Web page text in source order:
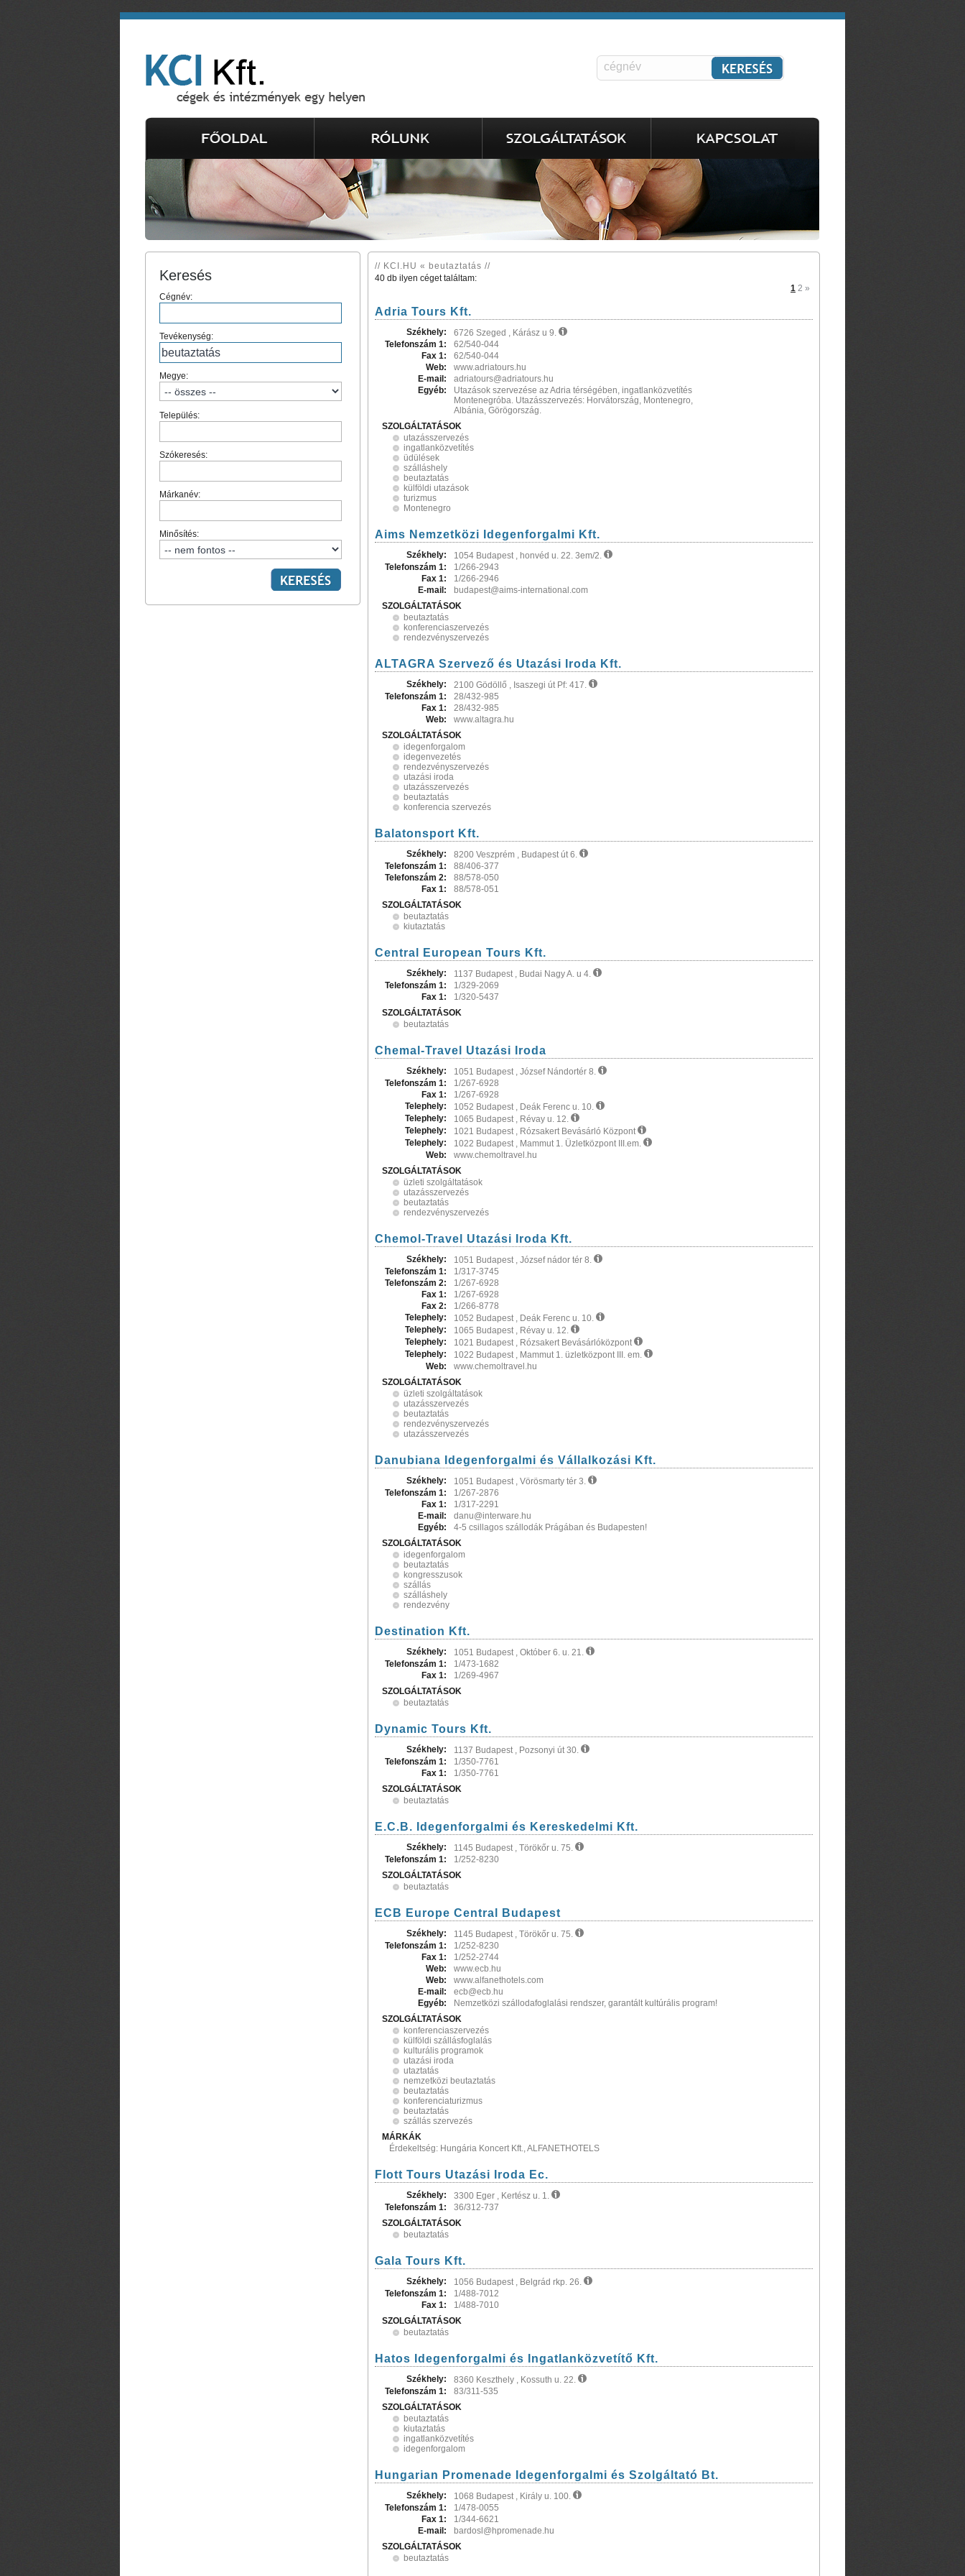
Keresés
Cégnév:
Tevékenység:
Megye:
Település:
Szókeresés:
Márkanév:
Minősítés:
// KCI.HU « beutaztatás //
40 db ilyen céget találtam:
1 2 »
Adria Tours Kft.
Székhely:
6726 Szeged , Kárász u 9.
Telefonszám 1:
62/540-044
Fax 1:
62/540-044
Web:
www.adriatours.hu
E-mail:
adriatours@adriatours.hu
Egyéb:
Utazások szervezése az Adria térségében, ingatlanközvetítés
Montenegróba. Utazásszervezés: Horvátország, Montenegro,
Albánia, Görögország.
SZOLGÁLTATÁSOK
utazásszervezés
ingatlanközvetítés
üdülések
szálláshely
beutaztatás
külföldi utazások
turizmus
Montenegro
Aims Nemzetközi Idegenforgalmi Kft.
Székhely:
1054 Budapest , honvéd u. 22. 3em/2.
Telefonszám 1:
1/266-2943
Fax 1:
1/266-2946
E-mail:
budapest@aims-international.com
SZOLGÁLTATÁSOK
beutaztatás
konferenciaszervezés
rendezvényszervezés
ALTAGRA Szervező és Utazási Iroda Kft.
Székhely:
2100 Gödöllő , Isaszegi út Pf: 417.
Telefonszám 1:
28/432-985
Fax 1:
28/432-985
Web:
www.altagra.hu
SZOLGÁLTATÁSOK
idegenforgalom
idegenvezetés
rendezvényszervezés
utazási iroda
utazásszervezés
beutaztatás
konferencia szervezés
Balatonsport Kft.
Székhely:
8200 Veszprém , Budapest út 6.
Telefonszám 1:
88/406-377
Telefonszám 2:
88/578-050
Fax 1:
88/578-051
SZOLGÁLTATÁSOK
beutaztatás
kiutaztatás
Central European Tours Kft.
Székhely:
1137 Budapest , Budai Nagy A. u 4.
Telefonszám 1:
1/329-2069
Fax 1:
1/320-5437
SZOLGÁLTATÁSOK
beutaztatás
Chemal-Travel Utazási Iroda
Székhely:
1051 Budapest , József Nándortér 8.
Telefonszám 1:
1/267-6928
Fax 1:
1/267-6928
Telephely:
1052 Budapest , Deák Ferenc u. 10.
Telephely:
1065 Budapest , Révay u. 12.
Telephely:
1021 Budapest , Rózsakert Bevásárló Központ
Telephely:
1022 Budapest , Mammut 1. Üzletközpont III.em.
Web:
www.chemoltravel.hu
SZOLGÁLTATÁSOK
üzleti szolgáltatások
utazásszervezés
beutaztatás
rendezvényszervezés
Chemol-Travel Utazási Iroda Kft.
Székhely:
1051 Budapest , József nádor tér 8.
Telefonszám 1:
1/317-3745
Telefonszám 2:
1/267-6928
Fax 1:
1/267-6928
Fax 2:
1/266-8778
Telephely:
1052 Budapest , Deák Ferenc u. 10.
Telephely:
1065 Budapest , Révay u. 12.
Telephely:
1021 Budapest , Rózsakert Bevásárlóközpont
Telephely:
1022 Budapest , Mammut 1. üzletközpont III. em.
Web:
www.chemoltravel.hu
SZOLGÁLTATÁSOK
üzleti szolgáltatások
utazásszervezés
beutaztatás
rendezvényszervezés
utazásszervezés
Danubiana Idegenforgalmi és Vállalkozási Kft.
Székhely:
1051 Budapest , Vörösmarty tér 3.
Telefonszám 1:
1/267-2876
Fax 1:
1/317-2291
E-mail:
danu@interware.hu
Egyéb:
4-5 csillagos szállodák Prágában és Budapesten!
SZOLGÁLTATÁSOK
idegenforgalom
beutaztatás
kongresszusok
szállás
szálláshely
rendezvény
Destination Kft.
Székhely:
1051 Budapest , Október 6. u. 21.
Telefonszám 1:
1/473-1682
Fax 1:
1/269-4967
SZOLGÁLTATÁSOK
beutaztatás
Dynamic Tours Kft.
Székhely:
1137 Budapest , Pozsonyi út 30.
Telefonszám 1:
1/350-7761
Fax 1:
1/350-7761
SZOLGÁLTATÁSOK
beutaztatás
E.C.B. Idegenforgalmi és Kereskedelmi Kft.
Székhely:
1145 Budapest , Törökőr u. 75.
Telefonszám 1:
1/252-8230
SZOLGÁLTATÁSOK
beutaztatás
ECB Europe Central Budapest
Székhely:
1145 Budapest , Törökőr u. 75.
Telefonszám 1:
1/252-8230
Fax 1:
1/252-2744
Web:
www.ecb.hu
Web:
www.alfanethotels.com
E-mail:
ecb@ecb.hu
Egyéb:
Nemzetközi szállodafoglalási rendszer, garantált kultúrális program!
SZOLGÁLTATÁSOK
konferenciaszervezés
külföldi szállásfoglalás
kulturális programok
utazási iroda
utaztatás
nemzetközi beutaztatás
beutaztatás
konferenciaturizmus
beutaztatás
szállás szervezés
MÁRKÁK
Érdekeltség: Hungária Koncert Kft., ALFANETHOTELS
Flott Tours Utazási Iroda Ec.
Székhely:
3300 Eger , Kertész u. 1.
Telefonszám 1:
36/312-737
SZOLGÁLTATÁSOK
beutaztatás
Gala Tours Kft.
Székhely:
1056 Budapest , Belgrád rkp. 26.
Telefonszám 1:
1/488-7012
Fax 1:
1/488-7010
SZOLGÁLTATÁSOK
beutaztatás
Hatos Idegenforgalmi és Ingatlanközvetítő Kft.
Székhely:
8360 Keszthely , Kossuth u. 22.
Telefonszám 1:
83/311-535
SZOLGÁLTATÁSOK
beutaztatás
kiutaztatás
ingatlanközvetítés
idegenforgalom
Hungarian Promenade Idegenforgalmi és Szolgáltató Bt.
Székhely:
1068 Budapest , Király u. 100.
Telefonszám 1:
1/478-0055
Fax 1:
1/344-6621
E-mail:
bardosl@hpromenade.hu
SZOLGÁLTATÁSOK
beutaztatás